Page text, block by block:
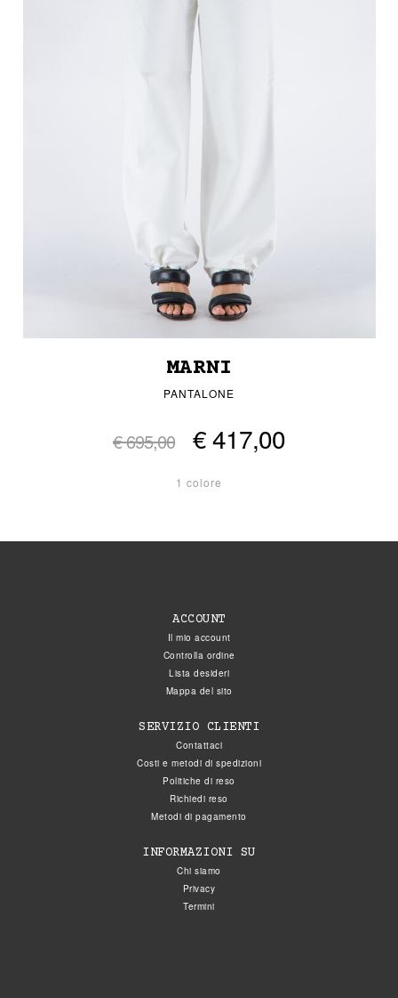
MARNI
PANTALONE
€ 695,00 € 417,00
1 colore
ACCOUNT
Il mio account
Controlla ordine
Lista desideri
Mappa del sito
SERVIZIO CLIENTI
Contattaci
Costi e metodi di spedizioni
Politiche di reso
Richiedi reso
Metodi di pagamento
INFORMAZIONI SU
Chi siamo
Privacy
Termini